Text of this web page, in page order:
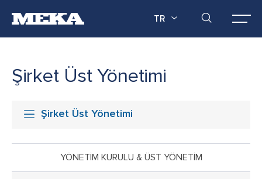
TR
Şirket Üst Yönetimi
Şirket Üst Yönetimi
YÖNETİM KURULU & ÜST YÖNETİM